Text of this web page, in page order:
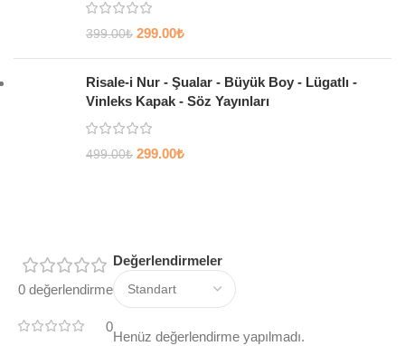
399.00₺ 299.00₺
Risale-i Nur - Şualar - Büyük Boy - Lügatlı -
Vinleks Kapak - Söz Yayınları
499.00₺ 299.00₺
0 değerlendirme
0
Değerlendirmeler
Henüz değerlendirme yapılmadı.